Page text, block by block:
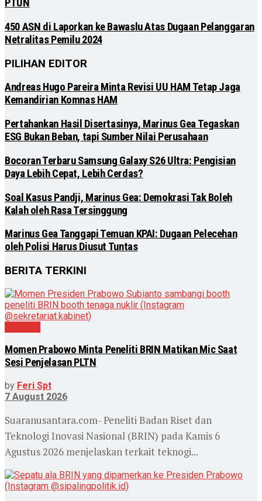
PTUN
450 ASN di Laporkan ke Bawaslu Atas Dugaan Pelanggaran
Netralitas Pemilu 2024
PILIHAN EDITOR
Andreas Hugo Pareira Minta Revisi UU HAM Tetap Jaga
Kemandirian Komnas HAM
Pertahankan Hasil Disertasinya, Marinus Gea Tegaskan
ESG Bukan Beban, tapi Sumber Nilai Perusahaan
Bocoran Terbaru Samsung Galaxy S26 Ultra: Pengisian
Daya Lebih Cepat, Lebih Cerdas?
Soal Kasus Pandji, Marinus Gea: Demokrasi Tak Boleh
Kalah oleh Rasa Tersinggung
Marinus Gea Tanggapi Temuan KPAI: Dugaan Pelecehan
oleh Polisi Harus Diusut Tuntas
BERITA TERKINI
Momen Prabowo Minta Peneliti BRIN Matikan Mic Saat
Sesi Penjelasan PLTN
by Feri Spt
7 August 2026
Suaranusantara.com- Peneliti Badan Riset dan
Teknologi Inovasi Nasional (BRIN) pada Kamis 6
Agustus 2026 menjelaskan terkait teknogi...